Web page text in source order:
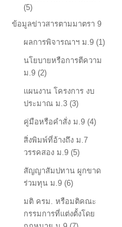
(5)
ข้อมูลข่าวสารตามมาตรา 9
ผลการพิจารณาฯ ม.9 (1)
นโยบายหรือการตีความ
ม.9 (2)
แผนงาน โครงการ งบ
ประมาณ ม.3 (3)
คู่มือหรือคำสั่ง ม.9 (4)
สิ่งพิมพ์ที่อ้างถึง ม.7
วรรคสอง ม.9 (5)
สัญญาสัมปทาน ผูกขาด
ร่วมทุน ม.9 (6)
มติ ครม. หรือมติคณะ
กรรมการที่แต่งตั้งโดย